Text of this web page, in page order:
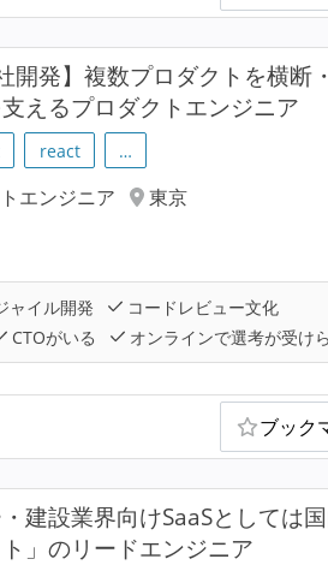
開発】複数プロダクトを横断
えるプロダクトエンジニア
react …
エンジニア
東京
ャイル開発
コードレビュー文化
CTOがいる オンラインで選考が受け
ブック
建設業界向けSaaSとしては
」のリードエンジニア